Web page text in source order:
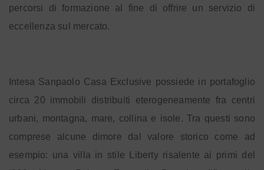
percorsi di formazione al fine di offrire un servizio di
eccellenza sul mercato.
Intesa Sanpaolo Casa Exclusive possiede in portafoglio
circa 20 immobili distribuiti eterogeneamente fra centri
urbani, montagna, mare, collina e isole. Tra questi sono
comprese alcune dimore dal valore storico come ad
esempio: una villa in stile Liberty risalente ai primi del